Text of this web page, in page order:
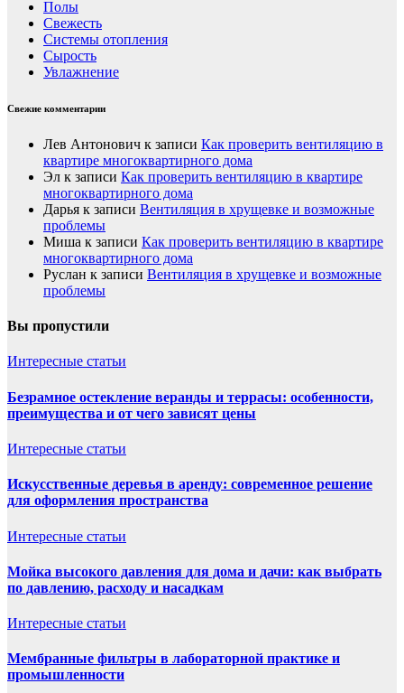
Полы
Свежесть
Системы отопления
Сырость
Увлажнение
Свежие комментарии
Лев Антонович к записи Как проверить вентиляцию в
квартире многоквартирного дома
Эл к записи Как проверить вентиляцию в квартире
многоквартирного дома
Дарья к записи Вентиляция в хрущевке и возможные
проблемы
Миша к записи Как проверить вентиляцию в квартире
многоквартирного дома
Руслан к записи Вентиляция в хрущевке и возможные
проблемы
Вы пропустили
Интересные статьи
Безрамное остекление веранды и террасы: особенности,
преимущества и от чего зависят цены
Интересные статьи
Искусственные деревья в аренду: современное решение
для оформления пространства
Интересные статьи
Мойка высокого давления для дома и дачи: как выбрать
по давлению, расходу и насадкам
Интересные статьи
Мембранные фильтры в лабораторной практике и
промышленности